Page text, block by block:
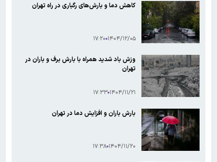
کاهش دما و بارش‌های رگباری در راه تهران
۱۴۰۴/۱۲/۰۵ ۱۷:۲۰
وزش باد شدید همراه با بارش برف و باران در
تهران
۱۴۰۴/۱۱/۲۱ ۱۷:۳۳
بارش باران و افزایش دما در تهران
۱۴۰۴/۱۱/۲۰ ۱۷:۳۸